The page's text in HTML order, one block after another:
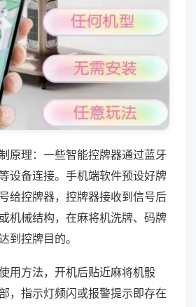
原理：一些智能控牌器通过蓝牙
设备连接。手机端软件预设好牌
给控牌器，控牌器接收到信号后
机械结构，在麻将机洗牌、码牌
到控牌目的。
用方法，开机后贴近麻将机骰
，指示灯频闪或报警提示即存在